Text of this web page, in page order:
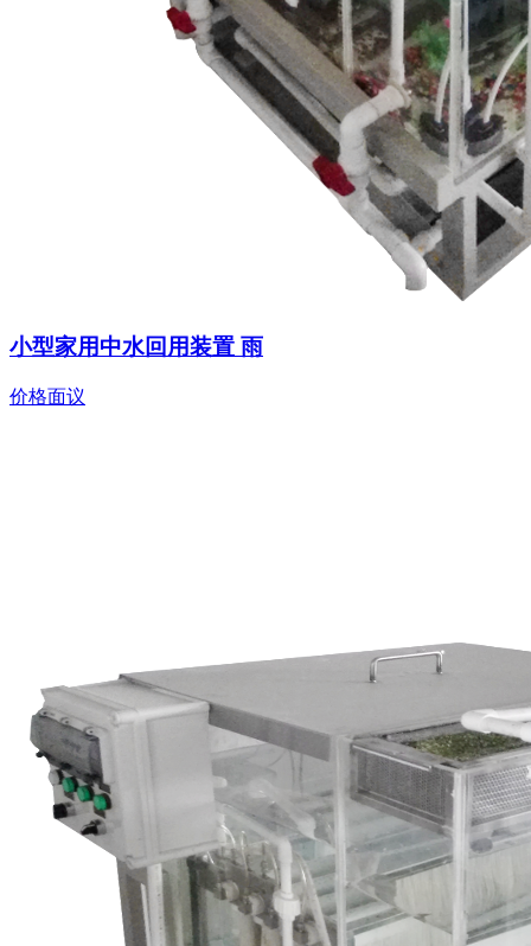
小型家用中水回用装置 雨
价格面议